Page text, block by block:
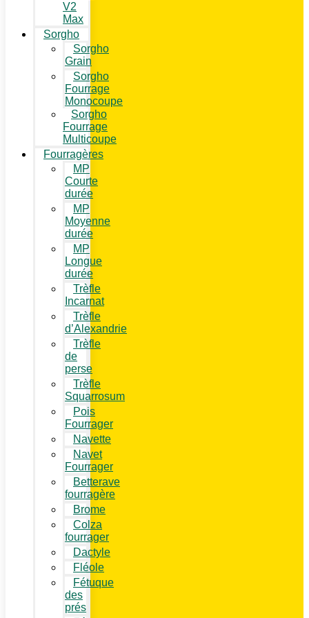
V2
Max
Sorgho
Sorgho
Grain
Sorgho
Fourrage
Monocoupe
Sorgho
Fourrage
Multicoupe
Fourragères
MP
Courte
durée
MP
Moyenne
durée
MP
Longue
durée
Trèfle
Incarnat
Trèfle
d’Alexandrie
Trèfle
de
perse
Trèfle
Squarrosum
Pois
Fourrager
Navette
Navet
Fourrager
Betterave
fourragère
Brome
Colza
fourrager
Dactyle
Fléole
Fétuque
des
prés